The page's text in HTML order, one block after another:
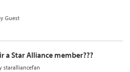
Guest
a Star Alliance member???
staralliancefan